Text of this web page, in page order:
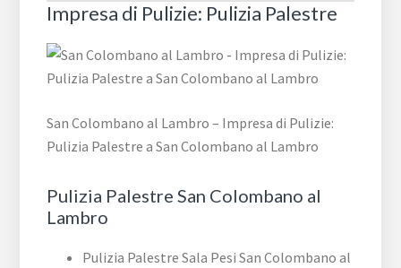
Impresa di Pulizie: Pulizia Palestre
San Colombano al Lambro – Impresa di Pulizie:
Pulizia Palestre a San Colombano al Lambro
Pulizia Palestre San Colombano al
Lambro
Pulizia Palestre Sala Pesi San Colombano al